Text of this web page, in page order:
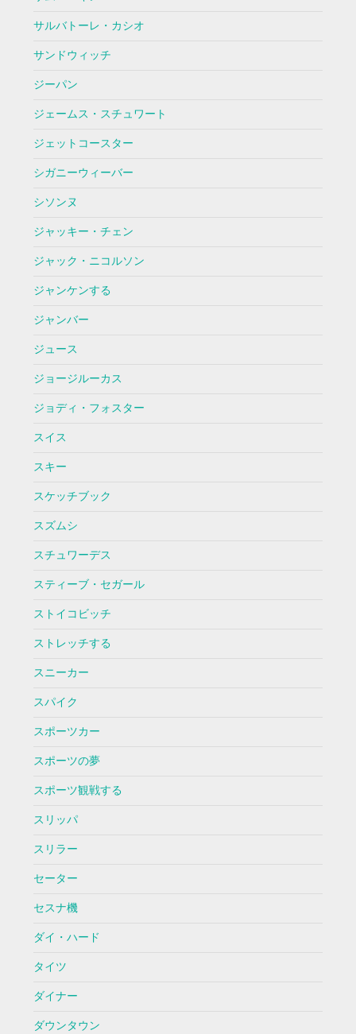
サルバトーレ・カシオ
サンドウィッチ
ジーパン
ジェームス・スチュワート
ジェットコースター
シガニーウィーバー
シソンヌ
ジャッキー・チェン
ジャック・ニコルソン
ジャンケンする
ジャンバー
ジュース
ジョージルーカス
ジョディ・フォスター
スイス
スキー
スケッチブック
スズムシ
スチュワーデス
スティーブ・セガール
ストイコビッチ
ストレッチする
スニーカー
スパイク
スポーツカー
スポーツの夢
スポーツ観戦する
スリッパ
スリラー
セーター
セスナ機
ダイ・ハード
タイツ
ダイナー
ダウンタウン